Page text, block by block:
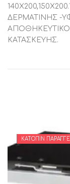
ΔΕΡΜΑΤΙΝΗΣ -
ΑΠΟΘΗΚΕΥΤΙΚΟ
ΚΑΤΑΣΚΕΥΗΣ.
ΚΑΤΌΠΙΝ